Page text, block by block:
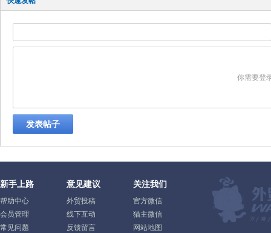
你需要登
发表帖子
新手上路
帮助中心
会员管理
常见问题
意见建议
外贸投稿
线下互动
反馈留言
关注我们
官方微信
猫主微信
网站地图